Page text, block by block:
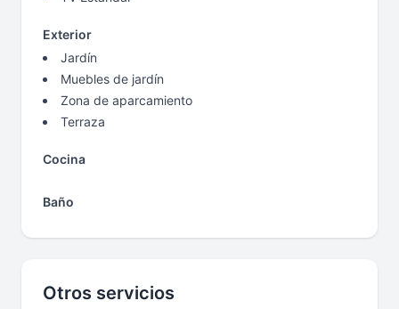
Exterior
Jardín
Muebles de jardín
Zona de aparcamiento
Terraza
Cocina
Baño
Otros servicios